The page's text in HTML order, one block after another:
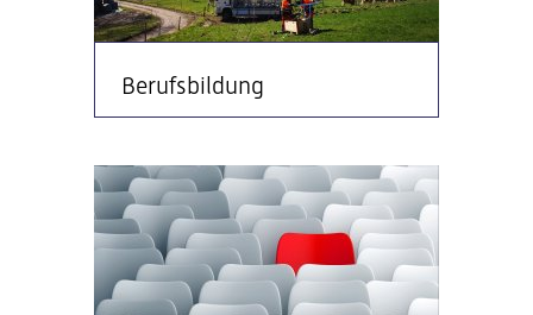
Berufsbildung